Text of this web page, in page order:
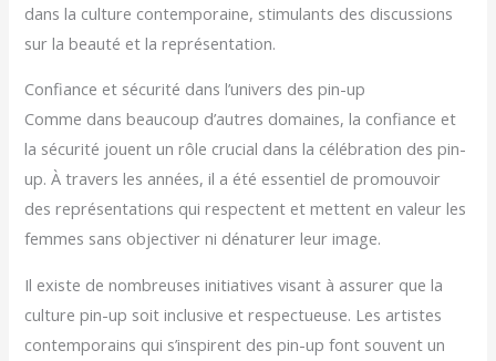
dans la culture contemporaine, stimulants des discussions
sur la beauté et la représentation.
Confiance et sécurité dans l’univers des pin-up
Comme dans beaucoup d’autres domaines, la confiance et
la sécurité jouent un rôle crucial dans la célébration des pin-
up. À travers les années, il a été essentiel de promouvoir
des représentations qui respectent et mettent en valeur les
femmes sans objectiver ni dénaturer leur image.
Il existe de nombreuses initiatives visant à assurer que la
culture pin-up soit inclusive et respectueuse. Les artistes
contemporains qui s’inspirent des pin-up font souvent un